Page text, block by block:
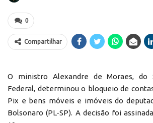
0
Compartilhar
O ministro Alexandre de Moraes, do
Federal, determinou o bloqueio de
Pix e bens móveis e imóveis do
Bolsonaro (PL-SP). A decisão foi